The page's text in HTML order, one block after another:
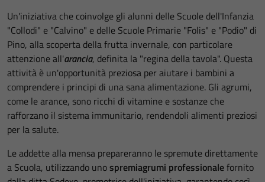
Un'iniziativa che coinvolge gli alunni delle Scuole dell'Infanzia
"Collodi" e "Calvino" e delle Scuole Primarie "Folis" e "Podio" di
Pino, alla scoperta della frutta invernale, con particolare
attenzione all'arancia, definita la "regina della tavola". Questa
attività è un'opportunità preziosa per aiutare i bambini a
comprendere i principi di una sana alimentazione. Gli agrumi,
come le arance, sono ricchi di vitamine e sostanze che
rafforzano il sistema immunitario, rendendoli alimenti preziosi
per la salute.
Le addette alla mensa prepareranno le spremute direttamente
a Scuola, utilizzando unospremiagrumi professionalefornito